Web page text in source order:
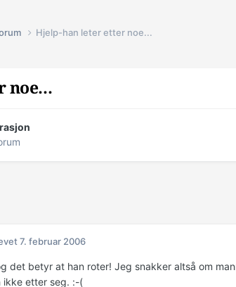
Hjelp-han leter etter noe...
noe...
7. februar 2006
det betyr at han roter! Jeg snakker altså om
ikke etter seg. :-(